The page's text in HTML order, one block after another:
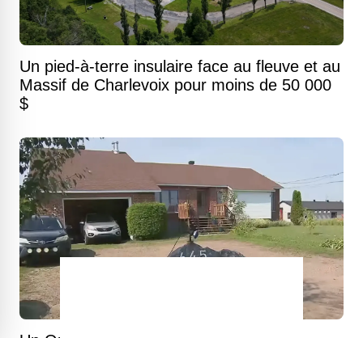
Un pied-à-terre insulaire face au fleuve et au
Massif de Charlevoix pour moins de 50 000
$